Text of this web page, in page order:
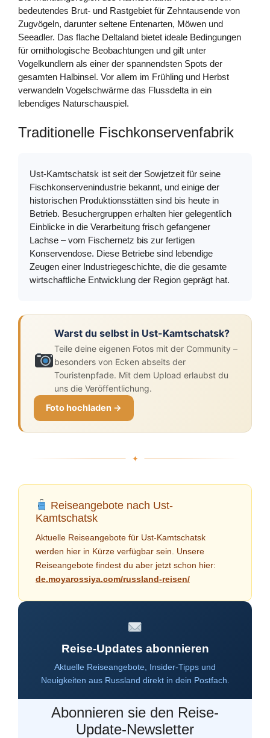
bedeutendes Brut- und Rastgebiet für Zehntausende von
Zugvögeln, darunter seltene Entenarten, Möwen und
Seeadler. Das flache Deltaland bietet ideale Bedingungen
für ornithologische Beobachtungen und gilt unter
Vogelkundlern als einer der spannendsten Spots der
gesamten Halbinsel. Vor allem im Frühling und Herbst
verwandeln Vogelschwärme das Flussdelta in ein
lebendiges Naturschauspiel.
Traditionelle Fischkonservenfabrik
Ust-Kamtschatsk ist seit der Sowjetzeit für seine
Fischkonservenindustrie bekannt, und einige der
historischen Produktionsstätten sind bis heute in
Betrieb. Besuchergruppen erhalten hier gelegentlich
Einblicke in die Verarbeitung frisch gefangener
Lachse – vom Fischernetz bis zur fertigen
Konservendose. Diese Betriebe sind lebendige
Zeugen einer Industriegeschichte, die die gesamte
wirtschaftliche Entwicklung der Region geprägt hat.
Warst du selbst in Ust-Kamtschatsk?
Teile deine eigenen Fotos mit der Community –
besonders von Ecken abseits der
Touristenpfade. Mit dem Upload erlaubst du
uns die Veröffentlichung.
Foto hochladen →
Reiseangebote nach Ust-
Kamtschatsk
Aktuelle Reiseangebote für Ust-Kamtschatsk
werden hier in Kürze verfügbar sein. Unsere
Reiseangebote findest du aber jetzt schon hier:
de.moyarossiya.com/russland-reisen/
Reise-Updates abonnieren
Aktuelle Reiseangebote, Insider-Tipps und
Neuigkeiten aus Russland direkt in dein Postfach.
Abonnieren sie den Reise-
Update-Newsletter